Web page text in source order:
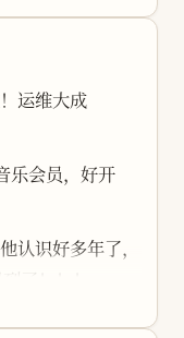
运维大成
乐会员，好开
认识好多年了，
了！！！
网的浪潮中有了